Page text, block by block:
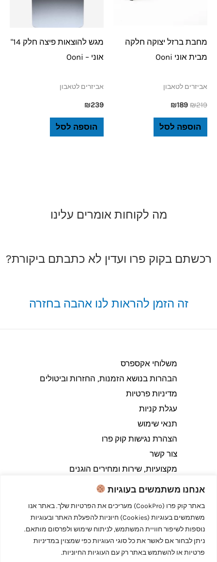
אנחנו משתמשים בעוגיות
באתר קוק פרו (CookPro) מעריכים את הפרטיות שלך. באתר אנו
משתמשים בעוגיות (Cookies) חיוניות להפעלת האתר ובעוגיות
נוספות לשיפור חוויית המשתמש, לניתוח שימוש ולפרסום מותאם.
ניתן לבחור אם לאשר את כל סוגי העוגיות כפי שמצוין במדיניות
פרטיות או להשתמש באתר רק עם העוגיות החיוניות.
מחבת ברזל יצוקה חלקה
מבית אוני Ooni
אביזרים לטאבון
₪219
₪189
הוספה לסל
מגש להוצאות פיצה חלק 14"
אוני – Ooni
אביזרים לטאבון
₪239
הוספה לסל
מה לקוחות אומרים עלינו
רכשתם בקוק פרו ועדין לא כתבתם ביקורת?
זה הזמן להראות לנו אהבה בחזרה
משלוחי אקספרס
הבהרות בנושא הזמנות, החזרות וביטולים​
מדיניות פרטיות
עגלת קניות
תנאי שימוש
הצהרת נגישות קוק פרו
צור קשר
מקצועיות, שירות ומחירים הוגנים
Copyright © 2026 קוק פרו - לבשל כמו מקצוענים